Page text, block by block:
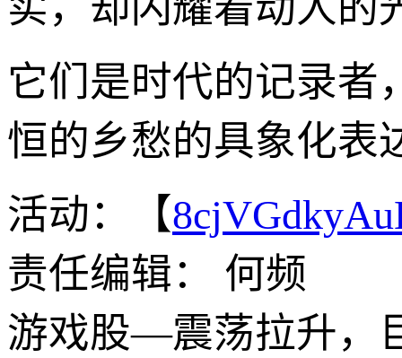
它们是时代的记录者
恒的乡愁的具象化表
活动：【
责任编辑： 何频
游戏股—震荡拉升，